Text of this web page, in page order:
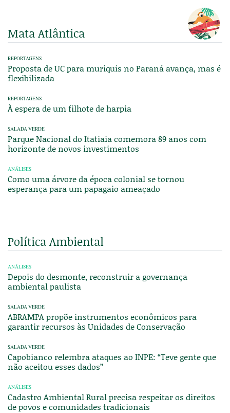
Mata Atlântica
REPORTAGENS
Proposta de UC para muriquis no Paraná avança, mas é
flexibilizada
REPORTAGENS
À espera de um filhote de harpia
SALADA VERDE
Parque Nacional do Itatiaia comemora 89 anos com
horizonte de novos investimentos
ANÁLISES
Como uma árvore da época colonial se tornou
esperança para um papagaio ameaçado
Política Ambiental
ANÁLISES
Depois do desmonte, reconstruir a governança
ambiental paulista
SALADA VERDE
ABRAMPA propõe instrumentos econômicos para
garantir recursos às Unidades de Conservação
SALADA VERDE
Capobianco relembra ataques ao INPE: “Teve gente que
não aceitou esses dados”
ANÁLISES
Cadastro Ambiental Rural precisa respeitar os direitos
de povos e comunidades tradicionais